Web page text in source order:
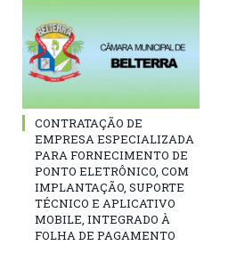
CONTRATAÇÃO DE
EMPRESA ESPECIALIZADA
PARA FORNECIMENTO DE
PONTO ELETRÔNICO, COM
IMPLANTAÇÃO, SUPORTE
TÉCNICO E APLICATIVO
MOBILE, INTEGRADO À
FOLHA DE PAGAMENTO